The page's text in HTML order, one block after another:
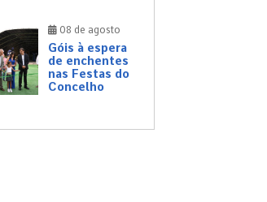
08 de agosto
Góis à espera
de enchentes
nas Festas do
Concelho